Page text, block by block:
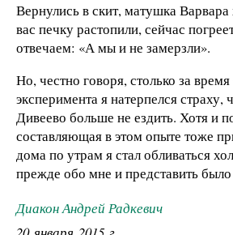
Вернулись в скит, матушка
вас печку растопили, сейчас
отвечаем: «А мы и не замерзли».
Но, честно говоря, столько за время
эксперимента я натерпелся
Дивеево больше не ездить. Хотя и
составляющая в этом опыте тоже
дома по утрам я стал обливаться
прежде обо мне и представить
Диакон Андрей Радкевич